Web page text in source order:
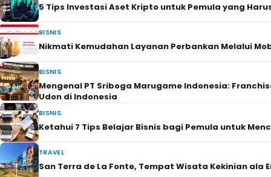
5 Tips Investasi Aset Kripto untuk Pemula yang
BISNIS
Nikmati Kemudahan Layanan Perbankan Melalui
BISNIS
Mengenal PT Sriboga Marugame Indonesia:
Udon di Indonesia
BISNIS
Ketahui 7 Tips Belajar Bisnis bagi Pemula untuk
TRAVEL
San Terra de La Fonte, Tempat Wisata Kekinian ala